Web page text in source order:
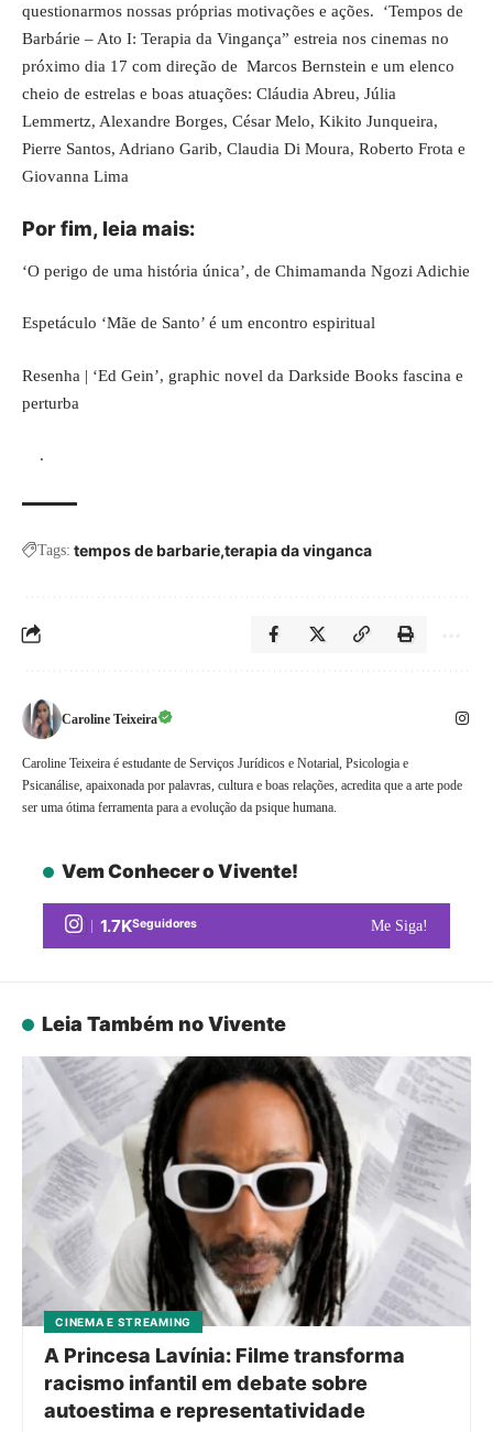
questionarmos nossas próprias motivações e ações. ‘Tempos de
Barbárie – Ato I: Terapia da Vingança” estreia nos cinemas no
próximo dia 17 com direção de Marcos Bernstein e um elenco
cheio de estrelas e boas atuações: Cláudia Abreu, Júlia
Lemmertz, Alexandre Borges, César Melo, Kikito Junqueira,
Pierre Santos, Adriano Garib, Claudia Di Moura, Roberto Frota e
Giovanna Lima
Por fim, leia mais:
‘O perigo de uma história única’, de Chimamanda Ngozi Adichie
Espetáculo ‘Mãe de Santo’ é um encontro espiritual
Resenha | ‘Ed Gein’, graphic novel da Darkside Books fascina e
perturba
.
Tags: tempos de barbarie terapia da vinganca
Caroline Teixeira
Caroline Teixeira é estudante de Serviços Jurídicos e Notarial, Psicologia e
Psicanálise, apaixonada por palavras, cultura e boas relações, acredita que a arte pode
ser uma ótima ferramenta para a evolução da psique humana.
Vem Conhecer o Vivente!
1.7KSeguidores Me Siga!
Leia Também no Vivente
CINEMA E STREAMING
A Princesa Lavínia: Filme transforma
racismo infantil em debate sobre
autoestima e representatividade